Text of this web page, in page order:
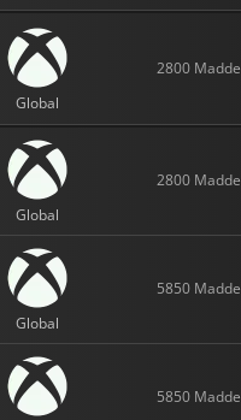
Global
2800
Global
2800
Global
5850
5850